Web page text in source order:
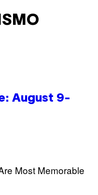
August 9-